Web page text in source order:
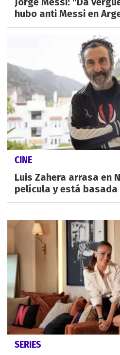
hubo anti Messi en
CINE
Luis Zahera arrasa en
película y está basada
SERIES